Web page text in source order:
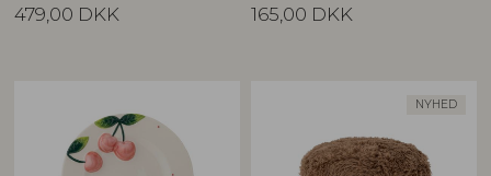
479,00 DKK 165,00 DKK
NYHED